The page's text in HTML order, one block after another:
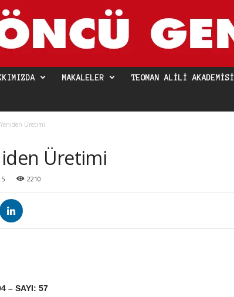
MAKALELER TEOMAN ALILI AKADEMISI
Üretimi
Üretimi
2210
– SAYI: 57